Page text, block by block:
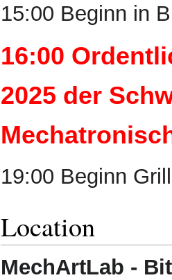
15:00 Beginn in
16:00
2025 der
19:00 Beginn
Location
MechArtLab -